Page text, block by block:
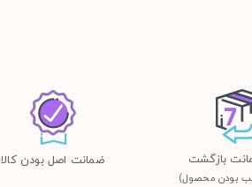
بودن محصول)
ضمانت اصل بودن کالا